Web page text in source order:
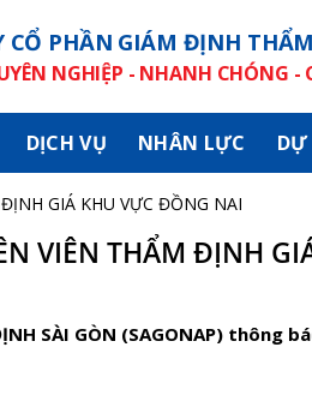
CỔ PHẦN GIÁM ĐỊNH
NGHIỆP - NHANH CHÓNG -
DỊCH VỤ NHÂN LỰC DỰ
GIÁ KHU VỰC ĐỒNG NAI
VIÊN THẨM ĐỊNH
SÀI GÒN (SAGONAP) thông